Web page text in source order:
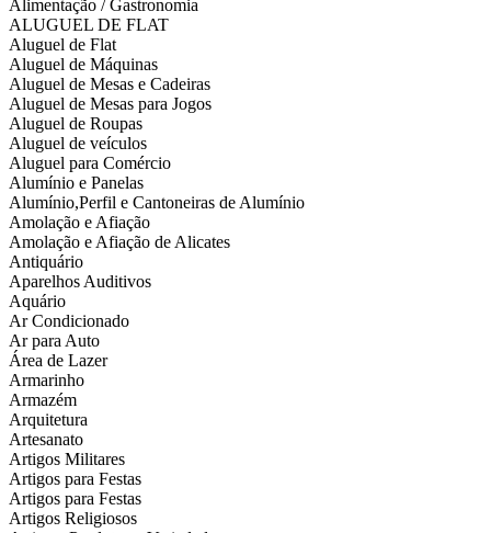
Alimentação / Gastronomia
ALUGUEL DE FLAT
Aluguel de Flat
Aluguel de Máquinas
Aluguel de Mesas e Cadeiras
Aluguel de Mesas para Jogos
Aluguel de Roupas
Aluguel de veículos
Aluguel para Comércio
Alumínio e Panelas
Alumínio,Perfil e Cantoneiras de Alumínio
Amolação e Afiação
Amolação e Afiação de Alicates
Antiquário
Aparelhos Auditivos
Aquário
Ar Condicionado
Ar para Auto
Área de Lazer
Armarinho
Armazém
Arquitetura
Artesanato
Artigos Militares
Artigos para Festas
Artigos para Festas
Artigos Religiosos